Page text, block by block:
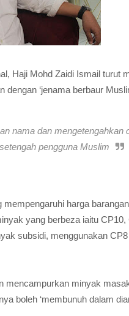
Haji Mohd Zaidi Ismail turut
‘jenama berbaur
nama dan mengetengahkan
pengguna Muslim
harga
yang berbeza iaitu CP10,
subsidi, menggunakan
mencampurkan minyak
boleh ‘membunuh dalam